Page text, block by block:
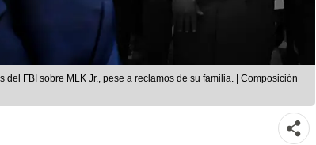
FBI sobre MLK Jr., pese a reclamos de su familia. | Composición